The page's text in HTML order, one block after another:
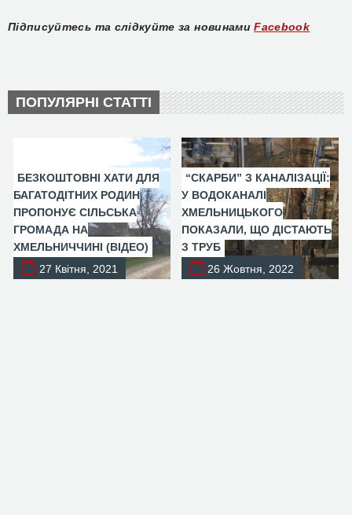
Підписуйтесь та слідкуйте за новинами Facebook
ПОПУЛЯРНІ СТАТТІ
БЕЗКОШТОВНІ ХАТИ ДЛЯ
БАГАТОДІТНИХ РОДИН
ПРОПОНУЄ СІЛЬСЬКА
ГРОМАДА НА
ХМЕЛЬНИЧЧИНІ (ВІДЕО)
27 Квітня, 2021
“СКАРБИ” З КАНАЛІЗАЦІЇ:
У ВОДОКАНАЛІ
ХМЕЛЬНИЦЬКОГО
ПОКАЗАЛИ, ЩО ДІСТАЮТЬ
З ТРУБ
26 Жовтня, 2022